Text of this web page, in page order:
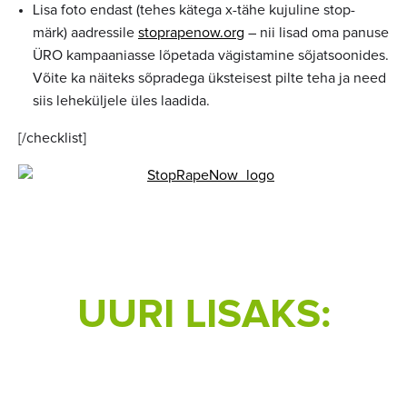
Lisa foto endast (tehes kätega x-tähe kujuline stop-
märk) aadressile stoprapenow.org – nii lisad oma panuse
ÜRO kampaaniasse lõpetada vägistamine sõjatsoonides.
Võite ka näiteks sõpradega üksteisest pilte teha ja need
siis leheküljele üles laadida.
[/checklist]
UURI LISAKS: